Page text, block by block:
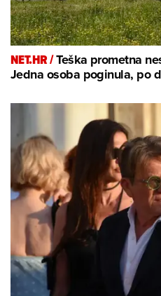
NET.HR /Teška prometna
Jedna osoba poginula, po